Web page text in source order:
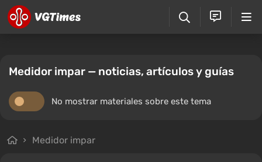
Medidor impar — noticias, artículos y guías
No mostrar materiales sobre este tema
Medidor impar